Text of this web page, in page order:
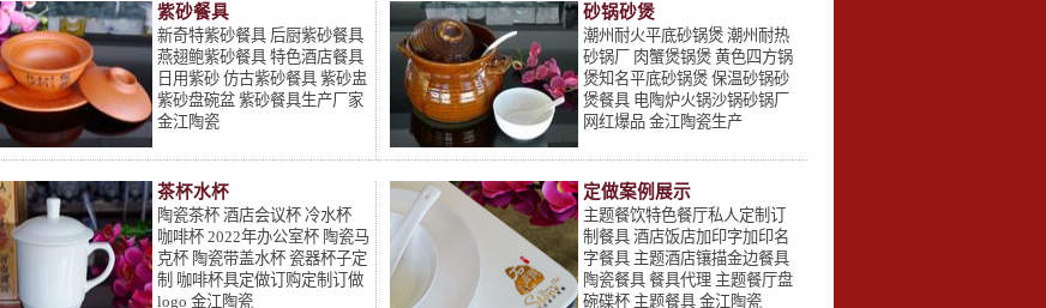
紫砂餐具
新奇特紫砂餐具 后厨紫砂餐具
燕翅鲍紫砂餐具 特色酒店餐具
日用紫砂 仿古紫砂餐具 紫砂盅
紫砂盘碗盆 紫砂餐具生产厂家
金江陶瓷
砂锅砂煲
潮州耐火平底砂锅煲 潮州耐热
砂锅厂 肉蟹煲锅煲 黄色四方锅
煲知名平底砂锅煲 保温砂锅砂
煲餐具 电陶炉火锅沙锅砂锅厂
网红爆品 金江陶瓷生产
茶杯水杯
陶瓷茶杯 酒店会议杯 冷水杯
咖啡杯 2022年办公室杯 陶瓷马
克杯 陶瓷带盖水杯 瓷器杯子定
制 咖啡杯具定做订购定制订做
logo 金江陶瓷
定做案例展示
主题餐饮特色餐厅私人定制订
制餐具 酒店饭店加印字加印名
字餐具 主题酒店镶描金边餐具
陶瓷餐具 餐具代理 主题餐厅盘
碗碟杯 主题餐具 金江陶瓷